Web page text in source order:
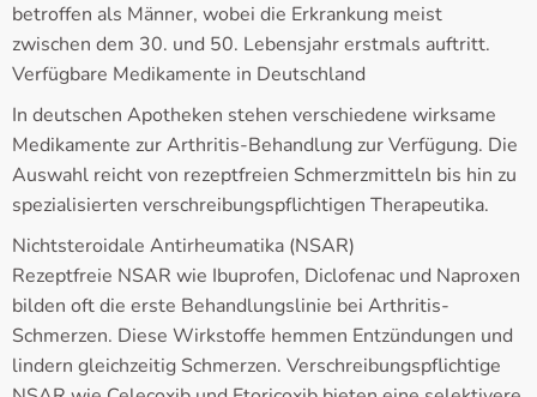
betroffen als Männer, wobei die Erkrankung meist
zwischen dem 30. und 50. Lebensjahr erstmals auftritt.
Verfügbare Medikamente in Deutschland
In deutschen Apotheken stehen verschiedene wirksame
Medikamente zur Arthritis-Behandlung zur Verfügung. Die
Auswahl reicht von rezeptfreien Schmerzmitteln bis hin zu
spezialisierten verschreibungspflichtigen Therapeutika.
Nichtsteroidale Antirheumatika (NSAR)
Rezeptfreie NSAR wie Ibuprofen, Diclofenac und Naproxen
bilden oft die erste Behandlungslinie bei Arthritis-
Schmerzen. Diese Wirkstoffe hemmen Entzündungen und
lindern gleichzeitig Schmerzen. Verschreibungspflichtige